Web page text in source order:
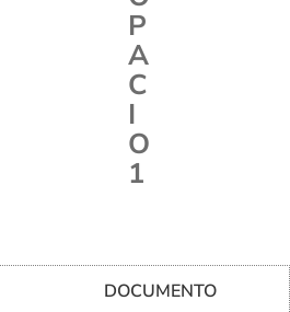
P
A
C
I
O
1
DOCUMENTO